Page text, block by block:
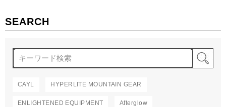
SEARCH
CAYL HYPERLITE MOUNTAIN GEAR
ENLIGHTENED EQUIPMENT Afterglow